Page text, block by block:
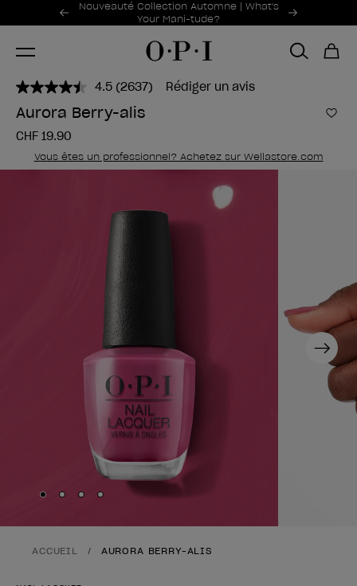
Offres promotionnelles
Nouveauté Collection Automne | What's
Your Mani-tude?
Item 1 of 2
4.5 Lire
2637
avis.
la
même
(2637) Rédiger un avis
Aurora Berry-alis
CHF 19.90
Vous êtes un professionnel? Achetez sur Wellastore.com
Next
Skip to slide
Skip to slide2
Skip to slide3
Skip to slide4
ACCUEIL AURORA BERRY-ALIS